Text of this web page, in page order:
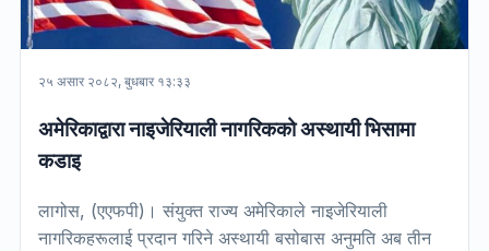
२५ असार २०८२, बुधबार १३:३३
अमेरिकाद्वारा नाइजेरियाली नागरिकको अस्थायी भिसामा
कडाइ
लागोस, (एएफपी)। संयुक्त राज्य अमेरिकाले नाइजेरियाली
नागरिकहरूलाई प्रदान गरिने अस्थायी बसोबास अनुमति अब तीन